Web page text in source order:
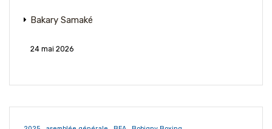
Bakary Samaké
24 mai 2026